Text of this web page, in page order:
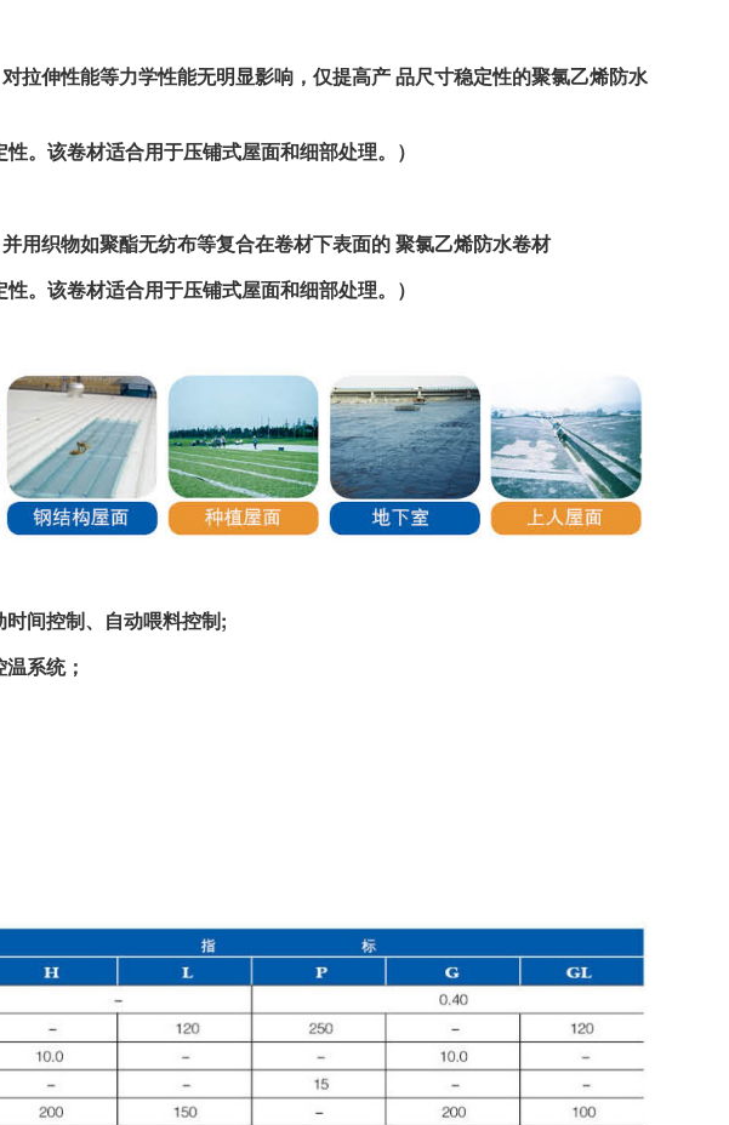
伸性能等力学性能无明显影响，仅提高产 品尺寸稳定性的聚氯乙烯防水
该卷材适合用于压铺式屋面和细部处理。）
织物如聚酯无纺布等复合在卷材下表面的 聚氯乙烯防水卷材
该卷材适合用于压铺式屋面和细部处理。）
间控制、自动喂料控制;
系统；